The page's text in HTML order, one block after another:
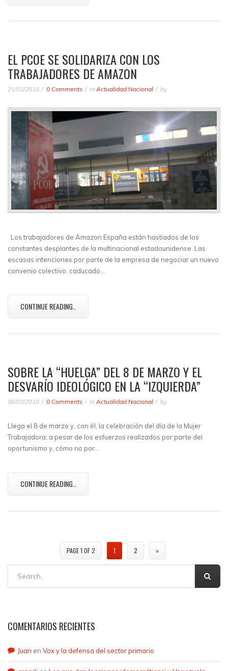
EL PCOE SE SOLIDARIZA CON LOS
TRABAJADORES DE AMAZON
21/03/2018 0 Comments in Actualidad Nacional by
Los trabajadores de Amazon España están hastiados de los
constantes desplantes de la multinacional estadounidense. Las
escasas intenciones por parte de la empresa de negociar un nuevo
convenio colectivo, caducado…
CONTINUE READING..
SOBRE LA “HUELGA” DEL 8 DE MARZO Y EL
DESVARÍO IDEOLÓGICO EN LA “IZQUIERDA”
06/03/2018 0 Comments in Actualidad Nacional by
Llega el 8 de marzo y, con él, la celebración del día de la Mujer
Trabajadora; a pesar de los esfuerzos realizados por parte del
oportunismo y, cómo no por…
CONTINUE READING..
PAGE 1 OF 2 1 2 »
COMENTARIOS RECIENTES
Juan en Vox y la defensa del sector primario